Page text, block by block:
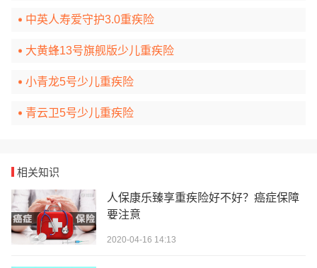
中英人寿爱守护3.0重疾险
大黄蜂13号旗舰版少儿重疾险
小青龙5号少儿重疾险
青云卫5号少儿重疾险
相关知识
人保康乐臻享重疾险好不好？癌症保障
要注意
2020-04-16 14:13